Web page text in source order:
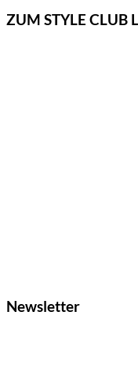
ZUM STYLE CLUB
Newsletter